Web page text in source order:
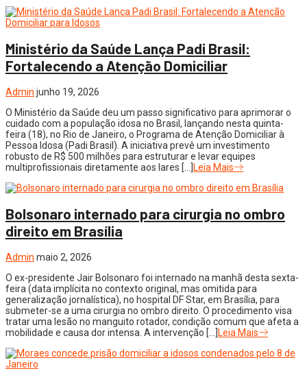
Ministério da Saúde Lança Padi Brasil:
Fortalecendo a Atenção Domiciliar
Admin junho 19, 2026
O Ministério da Saúde deu um passo significativo para aprimorar o
cuidado com a população idosa no Brasil, lançando nesta quinta-
feira (18), no Rio de Janeiro, o Programa de Atenção Domiciliar à
Pessoa Idosa (Padi Brasil). A iniciativa prevê um investimento
robusto de R$ 500 milhões para estruturar e levar equipes
multiprofissionais diretamente aos lares […]
Leia Mais
Bolsonaro internado para cirurgia no ombro
direito em Brasília
Admin maio 2, 2026
O ex-presidente Jair Bolsonaro foi internado na manhã desta sexta-
feira (data implícita no contexto original, mas omitida para
generalização jornalística), no hospital DF Star, em Brasília, para
submeter-se a uma cirurgia no ombro direito. O procedimento visa
tratar uma lesão no manguito rotador, condição comum que afeta a
mobilidade e causa dor intensa. A intervenção […]
Leia Mais